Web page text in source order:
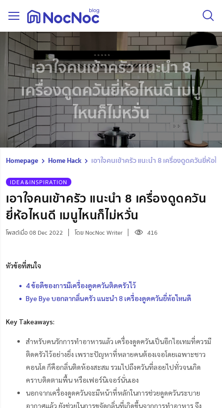
เอาใจคนเข้าครัว แนะนำ 8
เครื่องดูดควันยี่ห้อไหนดี เมนู
ไหนก็ไม่หวั่น
Homepage Home Hack เอาใจคนเข้าครัว แนะนำ 8 เครื่องดูดควันยี่ห้อ
IDEA&INSPIRATION
เอาใจคนเข้าครัว แนะนำ 8 เครื่องดูดควัน
ยี่ห้อไหนดี เมนูไหนก็ไม่หวั่น
โพสต์เมื่อ 08 Dec 2022 โดย NocNoc Writer 416
หัวข้อที่สนใจ
4 ข้อดีของการมีเครื่องดูดควันติดครัวไว้
Bye Bye บอกลากลิ่นครัว แนะนำ 8 เครื่องดูดควันยี่ห้อไหนดี
Key Takeaways:
สำหรับคนรักการทำอาหารแล้ว เครื่องดูดควันเป็นอีกไอเทมที่ควรมี
ติดครัวไว้อย่างยิ่ง เพราะปัญหาที่หลายคนต้องเจอโดยเฉพาะชาว
คอนโด ก็คือกลิ่นติดห้องสะสม รวมไปถึงควันที่ลอยไปทั่วจนเกิด
คราบติดตามพื้น หรือเฟอร์นิเจอร์นั่นเอง
นอกจากเครื่องดูดควันจะมีหน้าที่หลักในการช่วยดูดควันระบาย
อากาศแล้ว ยังช่วยในการขจัดกลิ่นที่เกิดขึ้นจากการทำอาหาร จึง